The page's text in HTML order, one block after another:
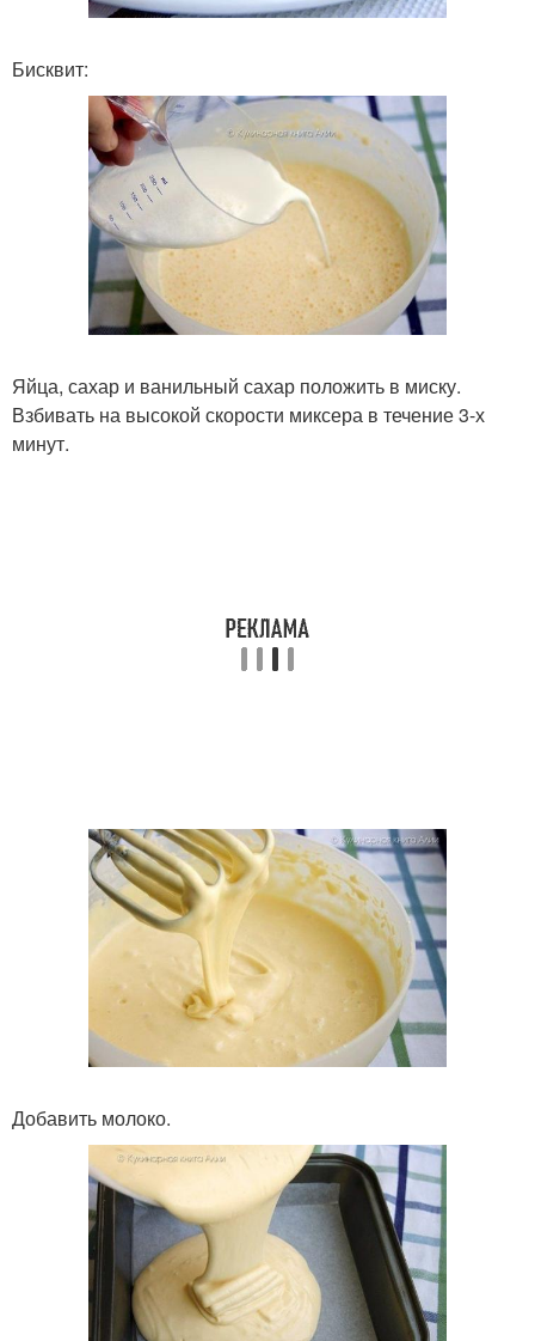
Бисквит:
Яйца, сахар и ванильный сахар положить в миску.
Взбивать на высокой скорости миксера в течение 3-х
минут.
Добавить молоко.